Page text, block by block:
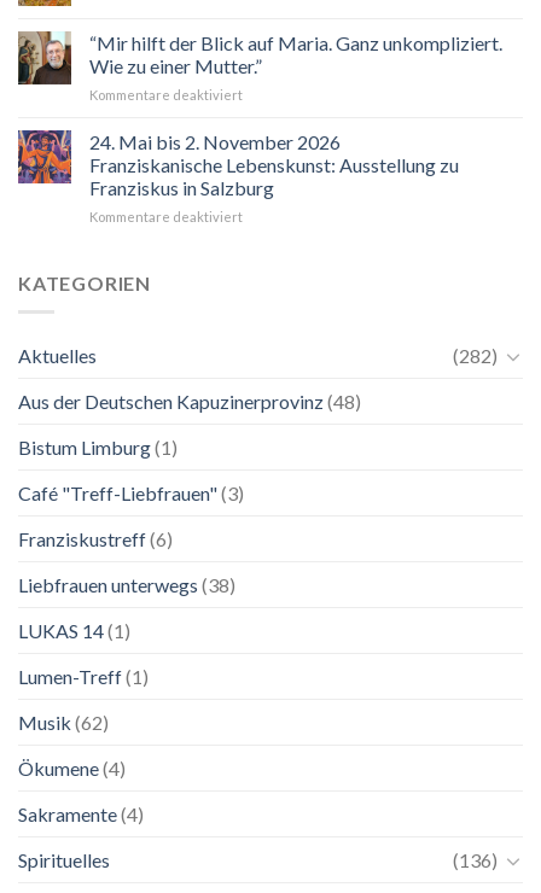
“Mir hilft der Blick auf Maria. Ganz unkompliziert.
Wie zu einer Mutter.”
Kommentare deaktiviertfür
hilft
der
Blick
auf
Maria.
24. Mai bis 2. November 2026
Franziskanische Lebenskunst: Ausstellung zu
Franziskus in Salzburg
Kommentare deaktiviertfür
Ausstellung
KATEGORIEN
Aktuelles
(282)
Aus der Deutschen Kapuzinerprovinz(48)
Bistum Limburg(1)
Café "Treff-Liebfrauen"(3)
Franziskustreff(6)
Liebfrauen unterwegs (38)
LUKAS 14(1)
Lumen-Treff(1)
Musik (62)
Ökumene(4)
Sakramente(4)
Spirituelles
(136)